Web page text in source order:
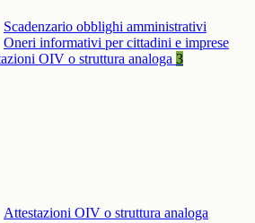
Scadenzario obblighi amministrativi
Oneri informativi per cittadini e imprese
OIV o struttura analoga 3
Attestazioni OIV o struttura analoga